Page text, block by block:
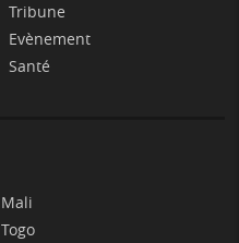
Tribune
Evènement
Santé
Mali
Togo